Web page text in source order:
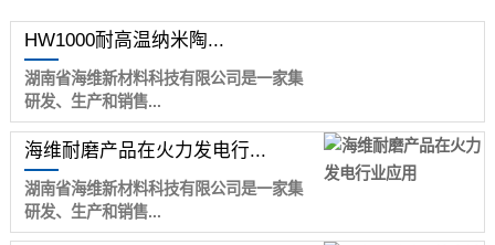
HW1000耐高温纳米陶...
湖南省海维新材料科技有限公司是一家集
研发、生产和销售...
海维耐磨产品在火力发电行...
湖南省海维新材料科技有限公司是一家集
研发、生产和销售...